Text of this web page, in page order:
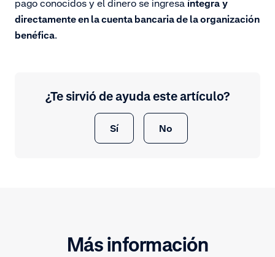
pago conocidos y el dinero se ingresa íntegra y
directamente en la cuenta bancaria de la organización
benéfica.
¿Te sirvió de ayuda este artículo?
Sí No
Más información